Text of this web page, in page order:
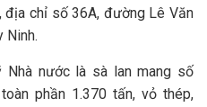
địa chỉ số 36A, đường Lê Văn
Ninh.
nước là sà lan mang số
phần 1.370 tấn, vỏ thép,